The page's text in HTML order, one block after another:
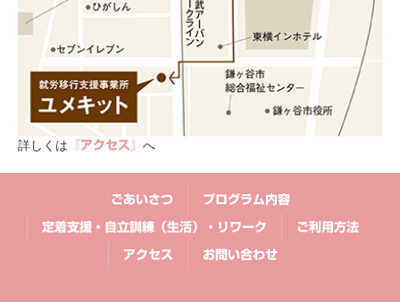
詳しくは 『アクセス』 へ
ごあいさつ プログラム内容
定着支援・自立訓練（生活）・リワーク ご利用方法
アクセス お問い合わせ